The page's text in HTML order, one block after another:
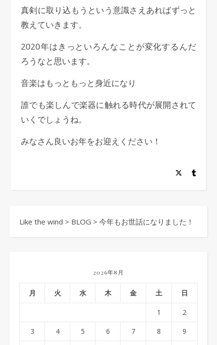
真剣に取り込もうという意識さえあればずっと
教えていきます。
2020年はきっといろんなことが変化するんだ
ろうなと思います。
音楽はもっともっと身近になり
誰でも楽しんで楽器に触れる時代が展開されて
いくでしょうね。
みなさん良いお年をお迎えください！
Like the wind > BLOG > 今年もお世話になりました！
2026年8月
月 火 水 木 金 土 日
1 2
3 4 5 6 7 8 9